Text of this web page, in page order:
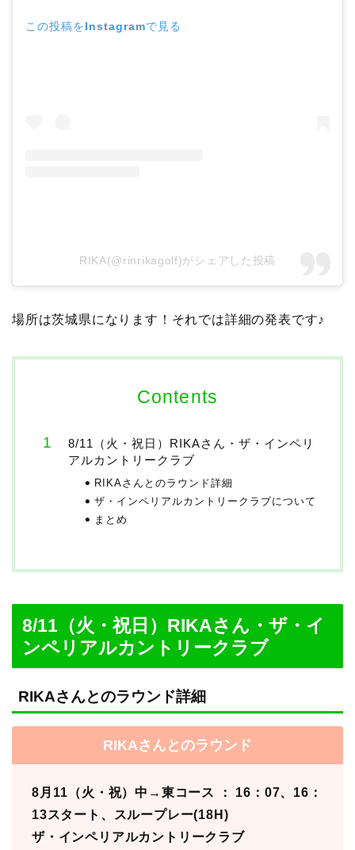
この投稿をInstagramで見る
RIKA(@rinrikagolf)がシェアした投稿
場所は茨城県になります！それでは詳細の発表です♪
Contents
8/11（火・祝日）RIKAさん・ザ・インペリ
アルカントリークラブ
RIKAさんとのラウンド詳細
ザ・インペリアルカントリークラブについて
まとめ
8/11（火・祝日）RIKAさん・ザ・イ
ンペリアルカントリークラブ
RIKAさんとのラウンド詳細
RIKAさんとのラウンド
8月11（火・祝）中→東コース ： 16：07、16：
13スタート、スループレー(18H)
ザ・インペリアルカントリークラブ